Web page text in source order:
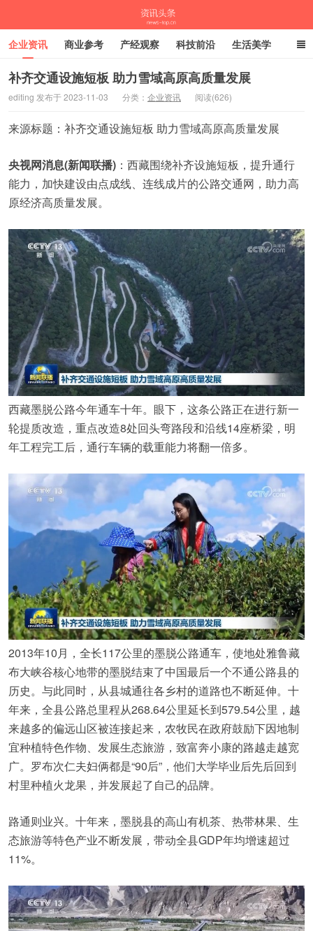
企业资讯 商业参考 产经观察 科技前沿 生活美学
时尚潮流 母婴亲子 专栏
补齐交通设施短板 助力雪域高原高质量发展
editing 发布于 2023-11-03 分类： 企业资讯 阅读(626)
来源标题：补齐交通设施短板 助力雪域高原高质量发展
央视网消息(新闻联播) ：西藏围绕补齐设施短板，提升通行
能力，加快建设由点成线、连线成片的公路交通网，助力高
原经济高质量发展。
西藏墨脱公路今年通车十年。眼下，这条公路正在进行新一
轮提质改造，重点改造8处回头弯路段和沿线14座桥梁，明
年工程完工后，通行车辆的载重能力将翻一倍多。
2013年10月，全长117公里的墨脱公路通车，使地处雅鲁藏
布大峡谷核心地带的墨脱结束了中国最后一个不通公路县的
历史。与此同时，从县城通往各乡村的道路也不断延伸。十
年来，全县公路总里程从268.64公里延长到579.54公里，越
来越多的偏远山区被连接起来，农牧民在政府鼓励下因地制
宜种植特色作物、发展生态旅游，致富奔小康的路越走越宽
广。罗布次仁夫妇俩都是“90后”，他们大学毕业后先后回到
村里种植火龙果，并发展起了自己的品牌。
路通则业兴。十年来，墨脱县的高山有机茶、热带林果、生
态旅游等特色产业不断发展，带动全县GDP年均增速超过
11%。